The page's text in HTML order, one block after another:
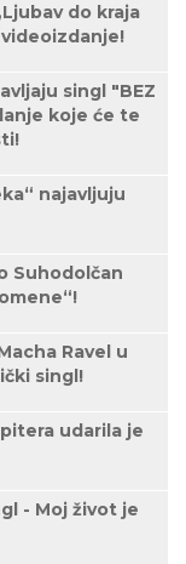
do kraja
singl "BEZ
koje će te
najavljuju
Suhodolčan
Ravel u
singl!
udarila je
- Moj život je